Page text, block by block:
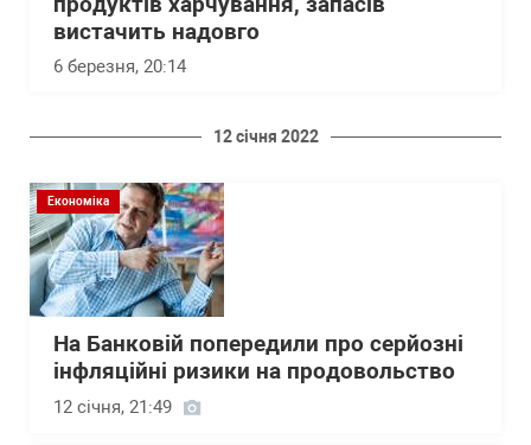
продуктів харчування, запасів
вистачить надовго
6 березня, 20:14
12 січня 2022
Економіка
На Банковій попередили про серйозні
інфляційні ризики на продовольство
12 січня, 21:49